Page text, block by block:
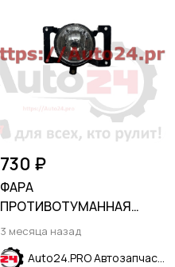
730 ₽
ФАРА
ПРОТИВОТУМАННАЯ
ПРАВАЯ HYUNDAI TUCSON
2004-2009
3 месяца назад
Auto24.PRO Автозапчасти